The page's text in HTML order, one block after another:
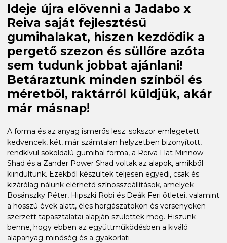
Ideje újra elővenni a Jadabo x
Reiva saját fejlesztésű
gumihalakat, hiszen kezdődik a
pergető szezon és süllőre azóta
sem tudunk jobbat ajánlani!
Betáraztunk minden színből és
méretből, raktárról küldjük, akár
már másnap!
A forma és az anyag ismerős lesz: sokszor emlegetett
kedvencek, két, már számtalan helyzetben bizonyított,
rendkívül sokoldalú gumihal forma, a Reiva Flat Minnow
Shad és a Zander Power Shad voltak az alapok, amikből
kiindultunk. Ezekből készültek teljesen egyedi, csak és
kizárólag nálunk elérhető színösszeállítások, amelyek
Bosánszky Péter, Hipszki Robi és Deák Feri ötletei, valamint
a hosszú évek alatt, éles horgászatokon és versenyeken
szerzett tapasztalatai alapján születtek meg. Hiszünk
benne, hogy ebben az együttműködésben a kiváló
alapanyag-minőség és a gyakorlati